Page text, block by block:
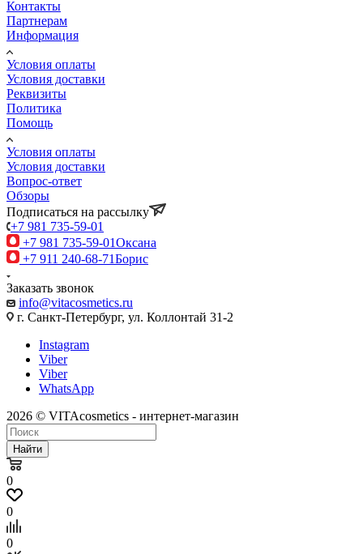
Контакты
Партнерам
Информация
Условия оплаты
Условия доставки
Реквизиты
Политика
Помощь
Условия оплаты
Условия доставки
Вопрос-ответ
Обзоры
Подписаться на рассылку
+7 981 735-59-01
+7 981 735-59-01Оксана
+7 911 240-68-71Борис
Заказать звонок
info@vitacosmetics.ru
г. Санкт-Петербург, ул. Коллонтай 31-2
Instagram
Viber
Viber
WhatsApp
2026 © VITAcosmetics - интернет-магазин
Найти
0
0
0